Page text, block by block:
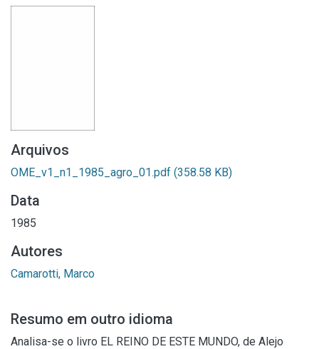
Arquivos
OME_v1_n1_1985_agro_01.pdf (358.58 KB)
Data
1985
Autores
Camarotti, Marco
Resumo em outro idioma
Analisa-se o livro EL REINO DE ESTE MUNDO, de Alejo